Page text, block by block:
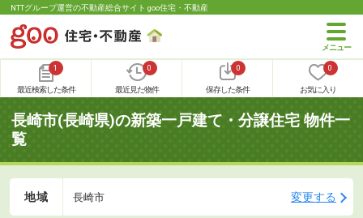
NTTグループ運営の不動産総合サイト goo住宅・不動産
1
最近検索した条件
0
最近見た物件
0
保存した条件
0
お気に入り
長崎市(長崎県)の新築一戸建て・分譲住宅 物件一
覧
地域 長崎市 変更する